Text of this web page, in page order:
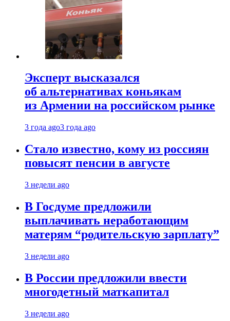
Эксперт высказался
об альтернативах коньякам
из Армении на российском рынке
3 года ago3 года ago
Стало известно, кому из россиян
повысят пенсии в августе
3 недели ago
В Госдуме предложили
выплачивать неработающим
матерям “родительскую зарплату”
3 недели ago
В России предложили ввести
многодетный маткапитал
3 недели ago